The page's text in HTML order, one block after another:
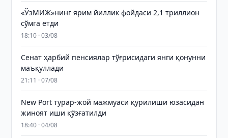
«ЎзМИЖ»нинг ярим йиллик фойдаси 2,1 триллион
сўмга етди
18:10 · 03/08
Сенат ҳарбий пенсиялар тўғрисидаги янги қонунни
маъқуллади
21:11 · 07/08
New Port турар-жой мажмуаси қурилиши юзасидан
жиноят иши қўзғатилди
18:40 · 04/08